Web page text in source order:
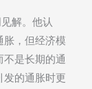
解。他认
胀，但经济模
是长期的通
发的通胀时更